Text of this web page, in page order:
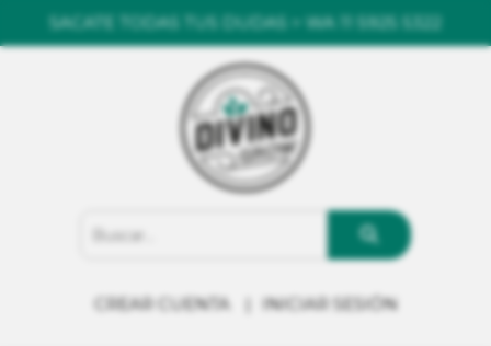
SACATE TODAS TUS DUDAS > WA 11 5925 5322
CREAR CUENTA INICIAR SESIÓN